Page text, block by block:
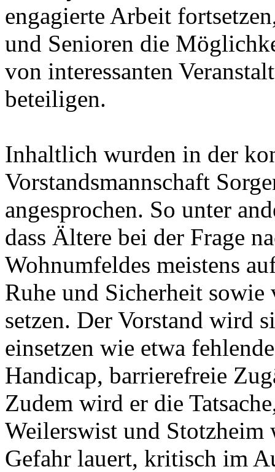
engagierte Arbeit
und Senioren die
von interessanten
beteiligen.
Inhaltlich wurden in der
Vorstandsmannschaft
angesprochen. So unter
dass Ältere bei der Frage
Wohnumfeldes meistens
Ruhe und Sicherheit
setzen. Der Vorstand wird
einsetzen wie etwa
Handicap, barrierefreie
Zudem wird er die
Weilerswist und
Gefahr lauert, kritisch im